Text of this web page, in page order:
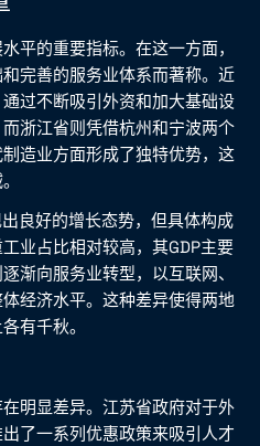
平的重要指标。在这一方面，
完善的服务业体系而著称。近
过不断吸引外资和加大基础设
浙江省则凭借杭州和宁波两个
造业方面形成了独特优势，这
良好的增长态势，但具体构成
业占比相对较高，其GDP主要
渐向服务业转型，以互联网、
经济水平。这种差异使得两地
有千秋。
明显差异。江苏省政府对于外
了一系列优惠政策来吸引人才